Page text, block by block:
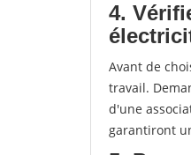
4.
Avant de
travail.
d'une
garantiront